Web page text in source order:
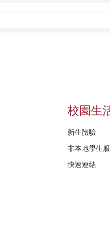
校園生
新生體驗
非本地學生
快速連結